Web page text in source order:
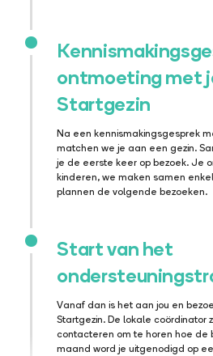
ontmoeting met
Startgezin
Na een kennismakingsgesprek
matchen we je aan een gezin.
je de eerste keer op bezoek. Je
kinderen, we maken samen
plannen de volgende bezoeken.
Start van het
Vanaf dan is het aan jou en
Startgezin. De lokale coördinator
contacteren om te horen hoe de
maand word je uitgenodigd op